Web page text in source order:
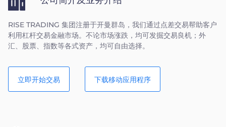
RISE TRADING 集团注册于开曼群岛，我们通过点差交易帮助客户
利用杠杆交易金融市场。不论市场涨跌，均可发掘交易良机；外
汇、股票、指数等各式资产，均可自由选择。
立即开始交易 下载移动应用程序